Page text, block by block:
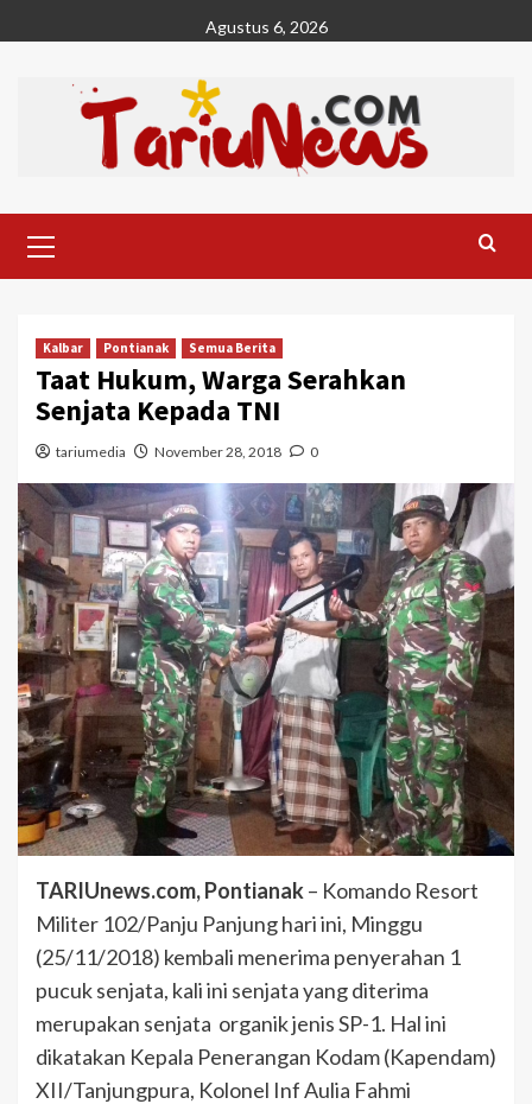
to
Agustus 6, 2026
Menu
Kalbar Pontianak Semua Berita
Taat Hukum, Warga Serahkan
Senjata Kepada TNI
tariumedia November 28, 2018 0
TARIUnews.com, Pontianak– Komando Resort
Militer 102/Panju Panjung hari ini, Minggu
(25/11/2018) kembali menerima penyerahan 1
pucuk senjata, kali ini senjata yang diterima
merupakan senjata organik jenis SP-1. Hal ini
dikatakan Kepala Penerangan Kodam (Kapendam)
XII/Tanjungpura, Kolonel Inf Aulia Fahmi